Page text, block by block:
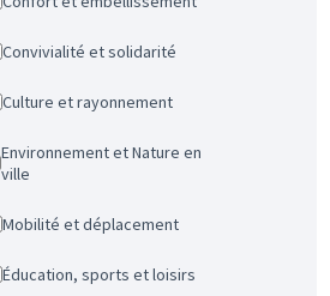
Convivialité et solidarité
Culture et rayonnement
Environnement et Nature en
ville
Mobilité et déplacement
Éducation, sports et loisirs